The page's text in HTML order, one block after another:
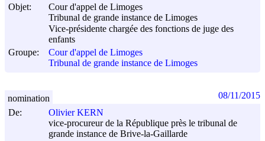
Objet:
Cour d'appel de Limoges
Tribunal de grande instance de Limoges
Vice-présidente chargée des fonctions de juge des
enfants
Groupe:
Cour d'appel de Limoges
Tribunal de grande instance de Limoges
De:
Olivier KERN
vice-procureur de la République près le tribunal de
grande instance de Brive-la-Gaillarde
nomination 08/11/2015